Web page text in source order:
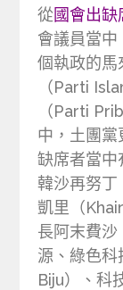
從國會出缺
會議員當中
個執政的馬
（Parti
（Parti
中，土團黨
缺席者當中
韓沙再努
凱里（
長阿末費
源、綠色
Biju）、科